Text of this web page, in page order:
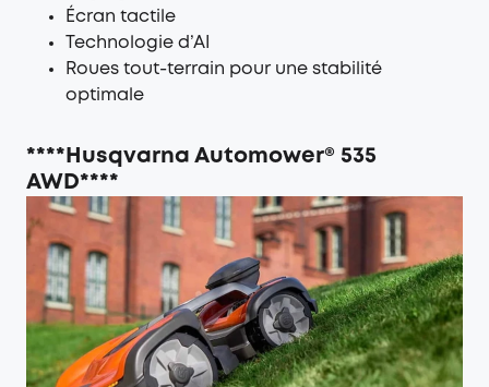
Écran tactile
Technologie d’AI
Roues tout-terrain pour une stabilité
optimale
****Husqvarna Automower® 535
AWD****